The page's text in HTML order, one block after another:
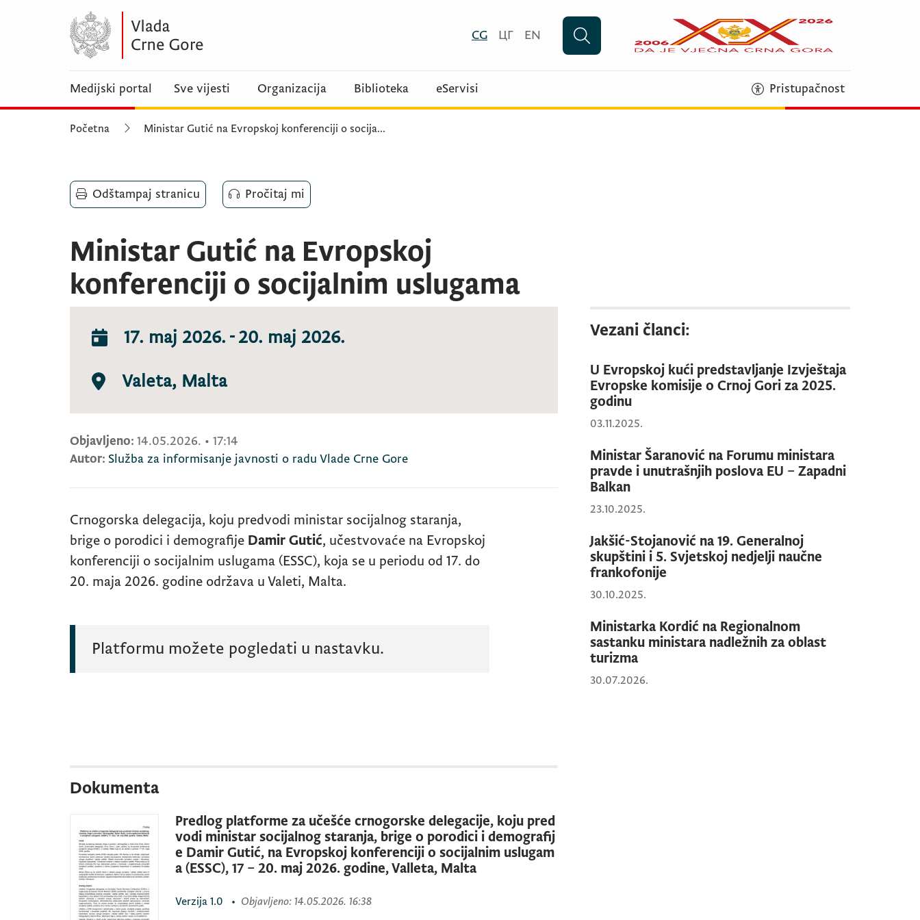
CG ЦГ EN
Medijski portal Sve vijesti Organizacija Biblioteka eServisi Pristupačnost
Početna Ministar Gutić na Evropskoj konferenciji o socija...
Odštampaj stranicu Pročitaj mi
Ministar Gutić na Evropskoj
konferenciji o socijalnim uslugama
17. maj 2026. -20. maj 2026.
Valeta, Malta
Objavljeno: 14.05.2026. • 17:14
Autor: Služba za informisanje javnosti o radu Vlade Crne Gore
Crnogorska delegacija, koju predvodi ministar socijalnog staranja,
brige o porodici i demografije Damir Gutić, učestvovaće na Evropskoj
konferenciji o socijalnim uslugama (ESSC), koja se u periodu od 17. do
20. maja 2026. godine održava u Valeti, Malta.
Platformu možete pogledati u nastavku.
Vezani članci:
U Evropskoj kući predstavljanje Izvještaja
Evropske komisije o Crnoj Gori za 2025.
godinu
03.11.2025.
Ministar Šaranović na Forumu ministara
pravde i unutrašnjih poslova EU – Zapadni
Balkan
23.10.2025.
Jakšić-Stojanović na 19. Generalnoj
skupštini i 5. Svjetskoj nedjelji naučne
frankofonije
30.10.2025.
Ministarka Kordić na Regionalnom
sastanku ministara nadležnih za oblast
turizma
30.07.2026.
Dokumenta
Predlog platforme za učešće crnogorske delegacije, koju pred
vodi ministar socijalnog staranja, brige o porodici i demografij
e Damir Gutić, na Evropskoj konferenciji o socijalnim uslugam
a (ESSC), 17 – 20. maj 2026. godine, Valleta, Malta
Verzija 1.0 • Objavljeno: 14.05.2026. 16:38